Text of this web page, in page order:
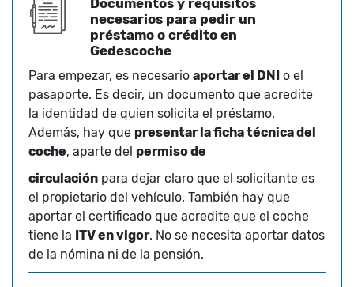
Documentos y requisitos
necesarios para pedir un
préstamo o crédito en
Gedescoche
Para empezar, es necesario aportar el DNI
o el
pasaporte. Es decir, un documento que acredite
la identidad de quien solicita el préstamo.
Además, hay que presentar la ficha técnica del
coche, aparte del permiso de
circulación para dejar claro que el solicitante es
el propietario del vehículo. También hay que
aportar el certificado que acredite que el coche
tiene la ITV en vigor. No se necesita aportar datos
de la nómina ni de la pensión.